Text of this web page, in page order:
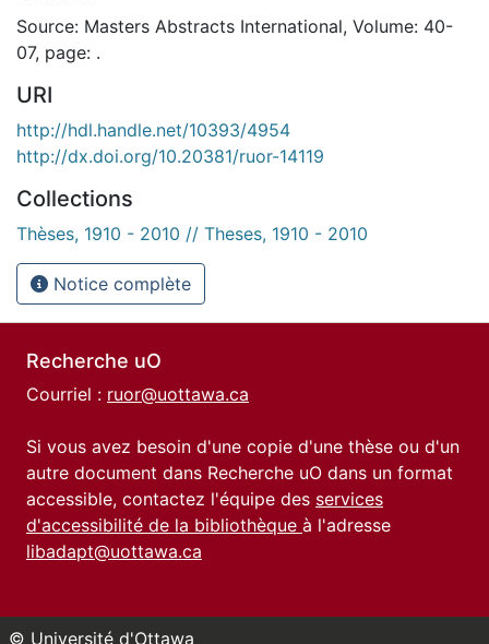
Source: Masters Abstracts International, Volume: 40-
07, page: .
URI
http://hdl.handle.net/10393/4954
http://dx.doi.org/10.20381/ruor-14119
Collections
Thèses, 1910 - 2010 // Theses, 1910 - 2010
Notice complète
Recherche uO
Courriel : ruor@uottawa.ca
Si vous avez besoin d'une copie d'une thèse ou d'un
autre document dans Recherche uO dans un format
accessible, contactez l'équipe des services
d'accessibilité de la bibliothèque à l'adresse
libadapt@uottawa.ca
© Université d'Ottawa